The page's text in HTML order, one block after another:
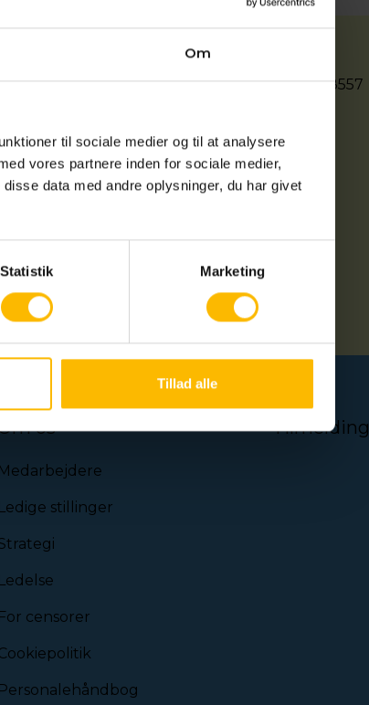
Om
til sociale medier og til at analysere
vores partnere inden for sociale medier,
data med andre oplysninger, du har givet
Statistik Marketing
Tillad alle
til skolen
EAN nr: 5798000558557
os
Medarbejdere
Ledige stillinger
Ledelse
For censorer
Personalehåndbog
Tilmelding